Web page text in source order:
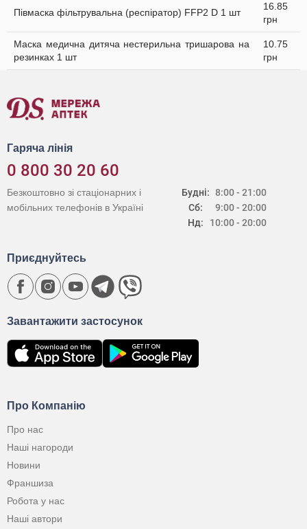
Півмаска фільтрувальна (респіратор) FFP2 D 1 шт
16.85
грн
Маска медична дитяча нестерильна тришарова на
резинках 1 шт
10.75
грн
Гаряча лінія
0 800 30 20 60
Будні:
Сб:
Нд:
8:00 - 21:00
9:00 - 20:00
10:00 - 20:00
Безкоштовно зі стаціонарних і
мобільних телефонів в Україні
Про Компанію
Про нас
Наші нагороди
Новини
Франшиза
Робота у нас
Наші автори
Завантажити застосунок
Приєднуйтесь